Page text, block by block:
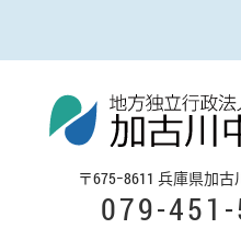
〒675−8611 兵庫県加古
079-